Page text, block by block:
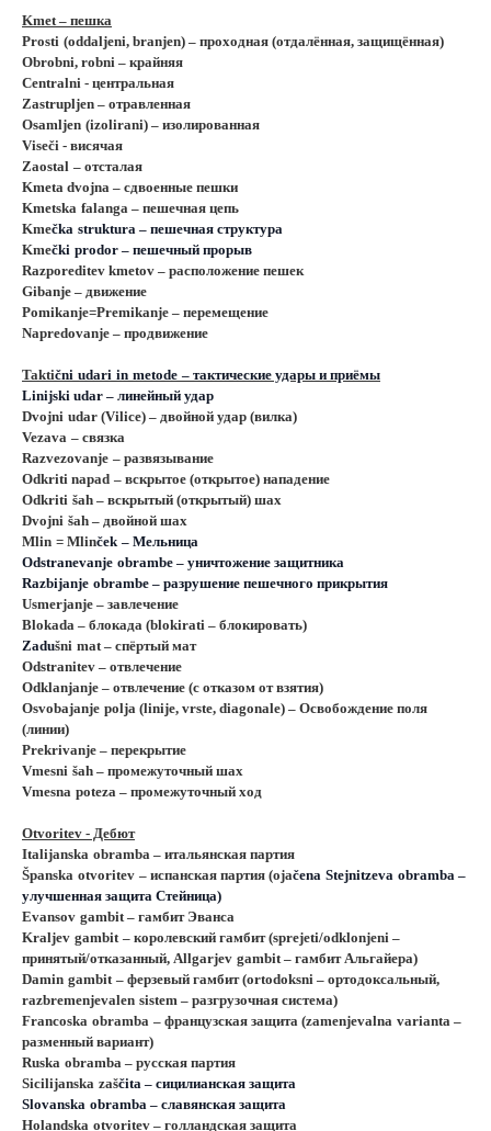
Kmet – пешка
Prosti (oddaljeni, branjen) – проходная (отдалённая, защищённая)
Obrobni, robni – крайняя
Centralni - центральная
Zastrupljen – отравленная
Osamljen (izolirani) – изолированная
Viseči - висячая
Zaostal – отсталая
Kmeta dvojna – сдвоенные пешки
Kmetska falanga – пешечная цепь
Kmečka struktura – пешечная структура
Kmečki prodor – пешечный прорыв
Razporeditev kmetov – расположение пешек
Gibanje – движение
Pomikanje=Premikanje – перемещение
Napredovanje – продвижение
Taktični udari in metode – тактические удары и приёмы
Linijski udar – линейный удар
Dvojni udar (Vilice) – двойной удар (вилка)
Vezava – связка
Razvezovanje – развязывание
Odkriti napad – вскрытое (открытое) нападение
Odkriti šah – вскрытый (открытый) шах
Dvojni šah – двойной шах
Mlin = Mlinček – Мельница
Odstranevanje obrambe – уничтожение защитника
Razbijanje obrambe – разрушение пешечного прикрытия
Usmerjanje – завлечение
Blokada – блокада (blokirati – блокировать)
Zadušni mat – спёртый мат
Odstranitev – отвлечение
Odklanjanje – отвлечение (с отказом от взятия)
Osvobajanje polja (linije, vrste, diagonale) – Освобождение поля
(линии)
Prekrivanje – перекрытие
Vmesni šah – промежуточный шах
Vmesna poteza – промежуточный ход
Otvoritev - Дебют
Italijanska obramba – итальянская партия
Španska otvoritev – испанская партия (ojačena Stejnitzeva obramba –
улучшенная защита Стейница)
Evansov gambit – гамбит Эванса
Kraljev gambit – королевский гамбит (sprejeti/odklonjeni –
принятый/отказанный, Allgarjev gambit – гамбит Альгайера)
Damin gambit – ферзевый гамбит (ortodoksni – ортодоксальный,
razbremenjevalen sistem – разгрузочная система)
Francoska obramba – французская защита (zamenjevalna varianta –
разменный вариант)
Ruska obramba – русская партия
Sicilijanska zaščita – сицилианская защита
Slovanska obramba – славянская защита
Holandska otvoritev – голландская защита